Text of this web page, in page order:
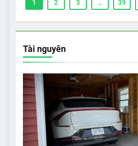
Tài nguyên
1 2 3 … 39